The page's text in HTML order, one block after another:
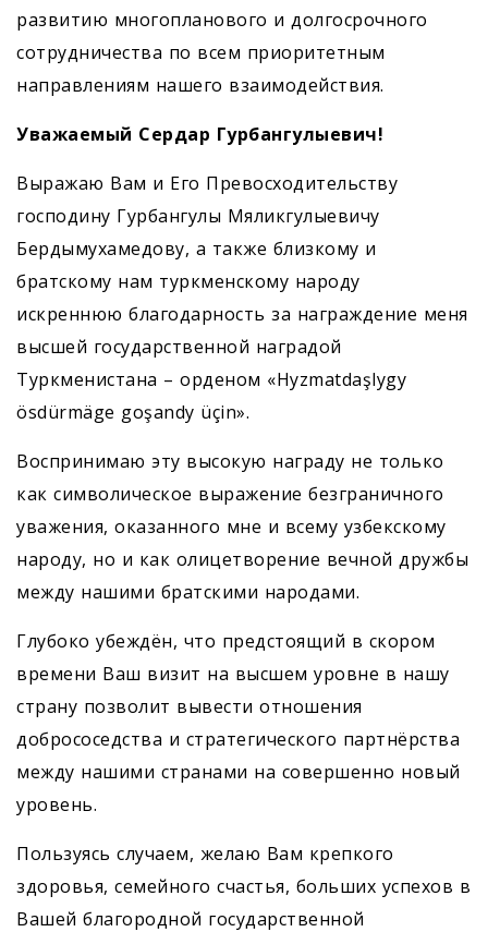
развитию многопланового и долгосрочного
сотрудничества по всем приоритетным
направлениям нашего взаимодействия.
Уважаемый Сердар Гурбангулыевич!
Выражаю Вам и Его Превосходительству
господину Гурбангулы ­Мяликгулыевичу
Бердымухамедову, а также близкому и
братскому нам туркменскому народу
искреннюю благодарность за награждение меня
высшей государственной наградой
Туркменистана – орденом «Hyzmatdaşlygy
ösdürmäge goşandy üçin».
Воспринимаю эту высокую награду не только
как символическое выражение безграничного
уважения, оказанного мне и всему узбекскому
народу, но и как олицетворение вечной дружбы
между нашими братскими народами.
Глубоко убеждён, что предстоящий в скором
времени Ваш визит на высшем уровне в нашу
страну позволит вывести отношения
добрососедства и стратегического пар­­тнёрства
между нашими странами на совершенно новый
уровень.
Пользуясь случаем, желаю Вам крепкого
здоровья, семейного счастья, больших успехов в
Вашей благородной государственной